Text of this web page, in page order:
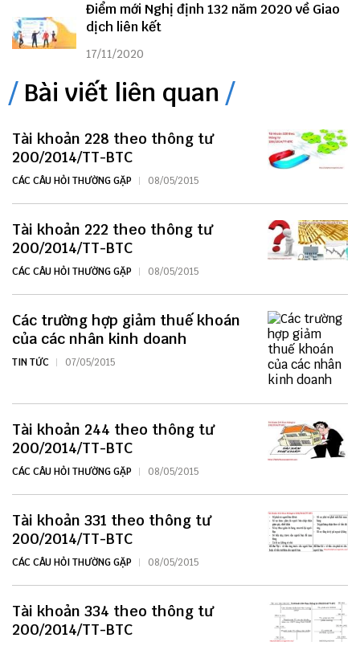
Điểm mới Nghị định 132 năm 2020 về Giao
dịch liên kết
17/11/2020
Bài viết liên quan
Tài khoản 228 theo thông tư
200/2014/TT-BTC
CÁC CÂU HỎI THƯỜNG GẶP 08/05/2015
Tài khoản 222 theo thông tư
200/2014/TT-BTC
CÁC CÂU HỎI THƯỜNG GẶP 08/05/2015
Các trường hợp giảm thuế khoán
của các nhân kinh doanh
TIN TỨC 07/05/2015
Tài khoản 244 theo thông tư
200/2014/TT-BTC
CÁC CÂU HỎI THƯỜNG GẶP 08/05/2015
Tài khoản 331 theo thông tư
200/2014/TT-BTC
CÁC CÂU HỎI THƯỜNG GẶP 08/05/2015
Tài khoản 334 theo thông tư
200/2014/TT-BTC